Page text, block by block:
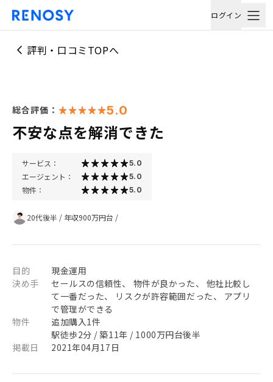
ログイン
評判・口コミTOPへ
総合評価： 5.0
不安な点を解消できた
サービス： 5.0
エージェント： 5.0
物件： 5.0
20代後半 / 年収900万円台 /
目的
現金運用
決め手
セールスの信頼性、 物件が良かった、 他社比較し
て一番だった、 リスクが許容範囲だった、 アプリ
で管理ができる
物件
追加購入1件
駅徒歩2分 / 築11年 / 1000万円台後半
掲載日
2021年04月17日